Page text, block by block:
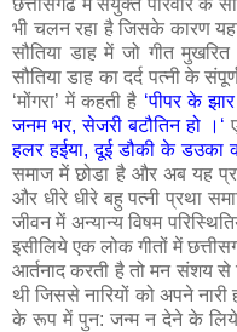
छत्तीसगढ में संयुक्त परिवार के
भी चलन रहा है जिसके कारण
सौतिया डाह में जो गीत
सौतिया डाह का दर्द पत्नी के
‘मोंगरा’ में कहती है ‘पीपर के
जनम भर, सेजरी बटौतिन हो ।‘
हलर हईया, दूई डौकी के डउका
समाज में छोडा है और अब यह
और धीरे धीरे बहु पत्नी प्रथा
जीवन में अन्यान्य विषम
इसीलिये एक लोक गीतों में
आर्तनाद करती है तो मन संशय से
थी जिससे नारियों को अपने
के रूप में पुन: जन्म न देने के लिये